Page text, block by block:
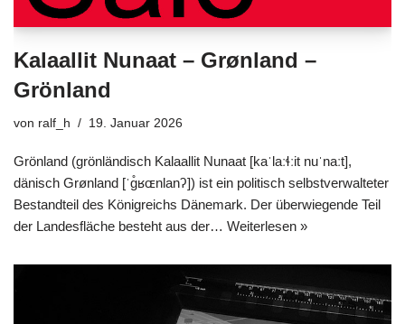
Kalaallit Nunaat – Grønland –
Grönland
von ralf_h 19. Januar 2026
Grönland (grönländisch Kalaallit Nunaat [kaˈlaːɬːit nuˈnaːt],
dänisch Grønland [ˈɡ̊ʁɶnlanʔ]) ist ein politisch selbstverwalteter
Bestandteil des Königreichs Dänemark. Der überwiegende Teil
der Landesfläche besteht aus der… Weiterlesen »